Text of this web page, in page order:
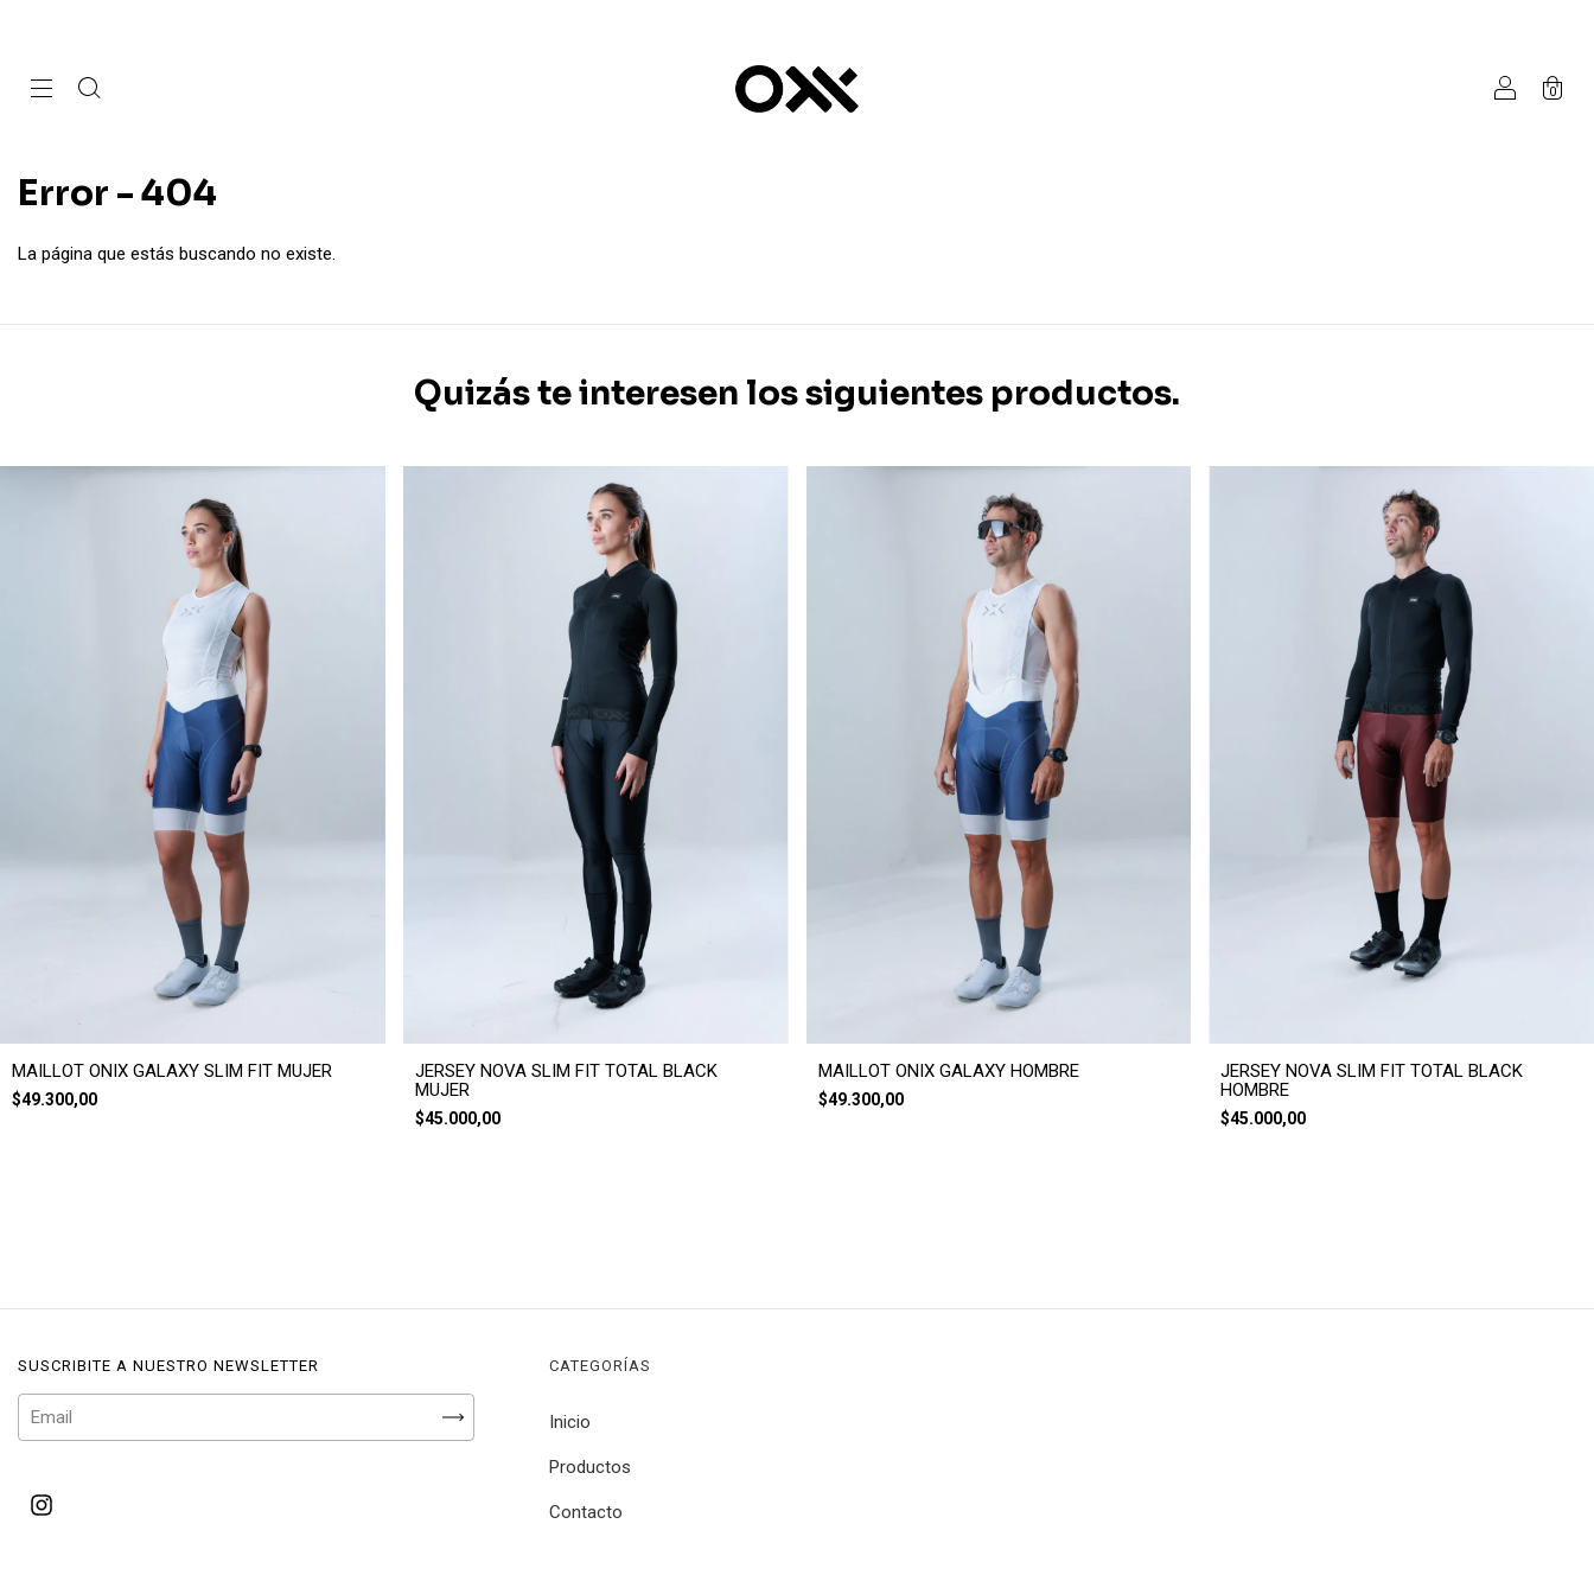
0
Error - 404
La página que estás buscando no existe.
Quizás te interesen los siguientes productos.
MAILLOT ONIX GALAXY SLIM FIT MUJER
$49.300,00
JERSEY NOVA SLIM FIT TOTAL BLACK
MUJER
$45.000,00
MAILLOT ONIX GALAXY HOMBRE
$49.300,00
JERSEY NOVA SLIM FIT TOTAL BLACK
HOMBRE
$45.000,00
SUSCRIBITE A NUESTRO NEWSLETTER CATEGORÍAS
Inicio
Productos
Contacto